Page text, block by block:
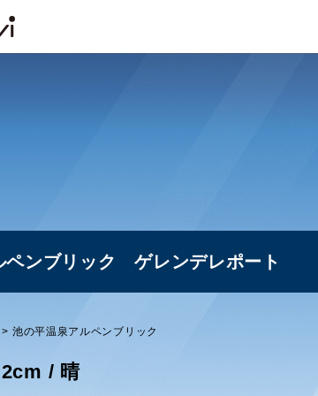
ペンブリック ゲレンデレポート
池の平温泉アルペンブリック
2cm / 晴